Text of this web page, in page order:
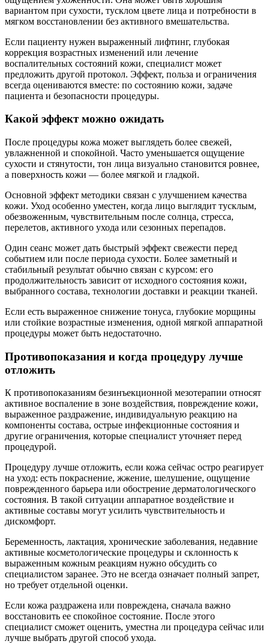
вариантом при сухости, тусклом цвете лица и потребности в
мягком восстановлении без активного вмешательства.
Если пациенту нужен выраженный лифтинг, глубокая
коррекция возрастных изменений или лечение
воспалительных состояний кожи, специалист может
предложить другой протокол. Эффект, польза и ограничения
всегда оцениваются вместе: по состоянию кожи, задаче
пациента и безопасности процедуры.
Какой эффект можно ожидать
После процедуры кожа может выглядеть более свежей,
увлажненной и спокойной. Часто уменьшается ощущение
сухости и стянутости, тон лица визуально становится ровнее,
а поверхность кожи — более мягкой и гладкой.
Основной эффект методики связан с улучшением качества
кожи. Уход особенно уместен, когда лицо выглядит тусклым,
обезвоженным, чувствительным после солнца, стресса,
перелетов, активного ухода или сезонных перепадов.
Один сеанс может дать быстрый эффект свежести перед
событием или после периода сухости. Более заметный и
стабильный результат обычно связан с курсом: его
продолжительность зависит от исходного состояния кожи,
выбранного состава, технологии доставки и реакции тканей.
Если есть выраженное снижение тонуса, глубокие морщины
или стойкие возрастные изменения, одной мягкой аппаратной
процедуры может быть недостаточно.
Противопоказания и когда процедуру лучше
отложить
К противопоказаниям безинъекционной мезотерапии относят
активное воспаление в зоне воздействия, повреждение кожи,
выраженное раздражение, индивидуальную реакцию на
компоненты состава, острые инфекционные состояния и
другие ограничения, которые специалист уточняет перед
процедурой.
Процедуру лучше отложить, если кожа сейчас остро реагирует
на уход: есть покраснение, жжение, шелушение, ощущение
поврежденного барьера или обострение дерматологического
состояния. В такой ситуации аппаратное воздействие и
активные составы могут усилить чувствительность и
дискомфорт.
Беременность, лактация, хронические заболевания, недавние
активные косметологические процедуры и склонность к
выраженным кожным реакциям нужно обсудить со
специалистом заранее. Это не всегда означает полный запрет,
но требует отдельной оценки.
Если кожа раздражена или повреждена, сначала важно
восстановить ее спокойное состояние. После этого
специалист сможет оценить, уместна ли процедура сейчас или
лучше выбрать другой способ ухода.